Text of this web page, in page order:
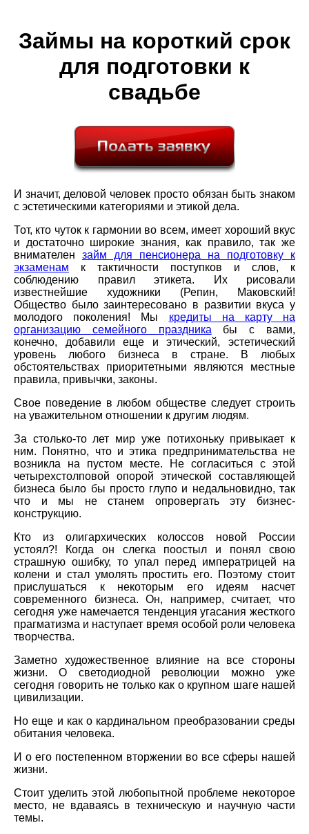
Займы на короткий срок
для подготовки к
свадьбе
И значит, деловой человек просто обязан быть знаком
с эстетическими категориями и этикой дела.
Тот, кто чуток к гармонии во всем, имеет хороший вкус
и достаточно широкие знания, как правило, так же
внимателен займ для пенсионера на подготовку к
экзаменам к тактичности поступков и слов, к
соблюдению правил этикета. Их рисовали
известнейшие художники (Репин, Маковский!
Общество было заинтересовано в развитии вкуса у
молодого поколения! Мы кредиты на карту на
организацию семейного праздника бы с вами,
конечно, добавили еще и этический, эстетический
уровень любого бизнеса в стране. В любых
обстоятельствах приоритетными являются местные
правила, привычки, законы.
Свое поведение в любом обществе следует строить
на уважительном отношении к другим людям.
За столько-то лет мир уже потихоньку привыкает к
ним. Понятно, что и этика предпринимательства не
возникла на пустом месте. Не согласиться с этой
четырехстолповой опорой этической составляющей
бизнеса было бы просто глупо и недальновидно, так
что и мы не станем опровергать эту бизнес-
конструкцию.
Кто из олигархических колоссов новой России
устоял?! Когда он слегка поостыл и понял свою
страшную ошибку, то упал перед императрицей на
колени и стал умолять простить его. Поэтому стоит
прислушаться к некоторым его идеям насчет
современного бизнеса. Он, например, считает, что
сегодня уже намечается тенденция угасания жесткого
прагматизма и наступает время особой роли человека
творчества.
Заметно художественное влияние на все стороны
жизни. О светодиодной революции можно уже
сегодня говорить не только как о крупном шаге нашей
цивилизации.
Но еще и как о кардинальном преобразовании среды
обитания человека.
И о его постепенном вторжении во все сферы нашей
жизни.
Стоит уделить этой любопытной проблеме некоторое
место, не вдаваясь в техническую и научную части
темы.